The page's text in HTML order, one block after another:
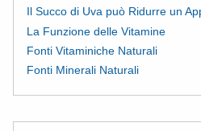
Il Succo di Uva può Ridurre un
La Funzione delle Vitamine
Fonti Vitaminiche Naturali
Fonti Minerali Naturali